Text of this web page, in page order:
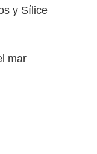
y Sílice
mar